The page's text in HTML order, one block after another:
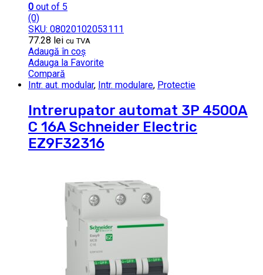
0 out of 5
(0)
SKU: 08020102053111
77.28 lei cu TVA
Adaugă în coș
Adauga la Favorite
Compară
Intr. aut. modular, Intr. modulare, Protectie
Intrerupator automat 3P 4500A
C 16A Schneider Electric
EZ9F32316